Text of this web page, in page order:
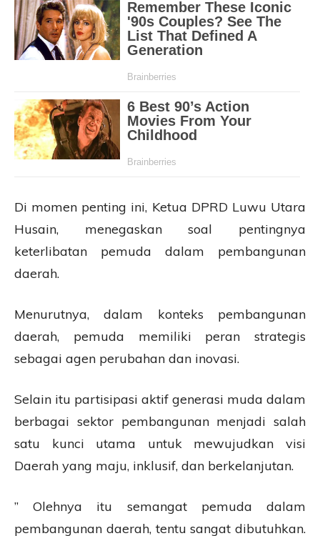
Di momen penting ini, Ketua DPRD Luwu Utara
Husain, menegaskan soal pentingnya
keterlibatan pemuda dalam pembangunan
daerah.
Menurutnya, dalam konteks pembangunan
daerah, pemuda memiliki peran strategis
sebagai agen perubahan dan inovasi.
Selain itu partisipasi aktif generasi muda dalam
berbagai sektor pembangunan menjadi salah
satu kunci utama untuk mewujudkan visi
Daerah yang maju, inklusif, dan berkelanjutan.
” Olehnya itu semangat pemuda dalam
pembangunan daerah, tentu sangat dibutuhkan.